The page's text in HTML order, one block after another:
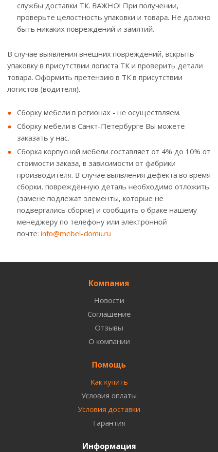
службы доставки ТК. ВАЖНО! При получении,
проверьте целостность упаковки и товара. Не должно
быть никаких повреждений и замятий.
В случае выявления внешних повреждений, вскрыть
упаковку в присутствии логиста ТК и проверить детали
товара. Оформить претензию в ТК в присутствии
логистов (водителя).
Сборку мебели в регионах - не осуществляем.
Сборку мебели в Санкт-Петербурге Вы можете
заказать у нас.
Сборка корпусной мебели составляет от 4% до 10% от
стоимости заказа, в зависимости от фабрики
производителя. В случае выявления дефекта во время
сборки, повреждённую деталь необходимо отложить
(замене подлежат элементы, которые не
подвергались сборке) и сообщить о браке нашему
менеджеру по телефону или электронной
почте: info@mebel-domu.ru
Компания
Новости
Соглашение
Отзывы
О компании
Помощь
Как купить
Условия оплаты
Условия доставки
Гарантия
Информация